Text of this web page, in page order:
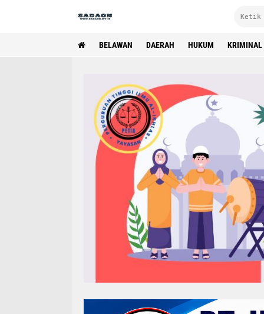
BELAWAN DAERAH HUKUM KRIMINAL